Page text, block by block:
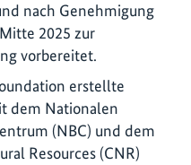
nach Genehmigung
2025 zur
vorbereitet.
erstellte
dem Nationalen
(NBC) und dem
Resources (CNR)